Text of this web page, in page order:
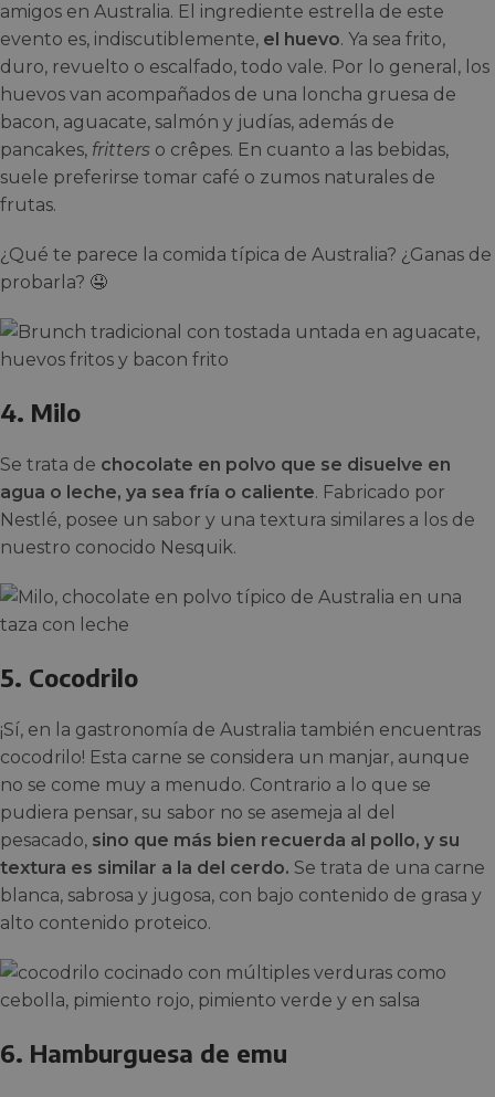
amigos en Australia. El ingrediente estrella de este
evento es, indiscutiblemente, el huevo. Ya sea frito,
duro, revuelto o escalfado, todo vale. Por lo general, los
huevos van acompañados de una loncha gruesa de
bacon, aguacate, salmón y judías, además de
pancakes, fritters o crêpes. En cuanto a las bebidas,
suele preferirse tomar café o zumos naturales de
frutas.
¿Qué te parece la comida típica de Australia? ¿Ganas de
probarla? 🤤
4. Milo
Se trata de chocolate en polvo que se disuelve en
agua o leche, ya sea fría o caliente. Fabricado por
Nestlé, posee un sabor y una textura similares a los de
nuestro conocido Nesquik.
5. Cocodrilo
¡Sí, en la gastronomía de Australia también encuentras
cocodrilo! Esta carne se considera un manjar, aunque
no se come muy a menudo. Contrario a lo que se
pudiera pensar, su sabor no se asemeja al del
pesacado, sino que más bien recuerda al pollo, y su
textura es similar a la del cerdo. Se trata de una carne
blanca, sabrosa y jugosa, con bajo contenido de grasa y
alto contenido proteico.
6. Hamburguesa de emu